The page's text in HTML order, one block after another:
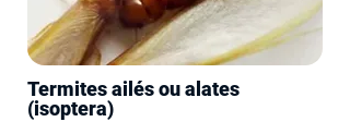
Termites ailés ou alates
(isoptera)